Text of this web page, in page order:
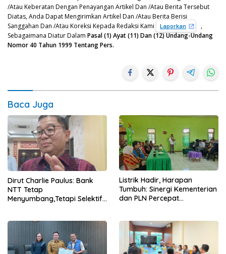
/Atau Keberatan Dengan Penayangan Artikel Dan /Atau Berita Tersebut
Diatas, Anda Dapat Mengirimkan Artikel Dan /Atau Berita Berisi
Sanggahan Dan /Atau Koreksi Kepada Redaksi Kami
Laporkan
,
Sebagaimana Diatur Dalam Pasal (1) Ayat (11) Dan (12) Undang-Undang
Nomor 40 Tahun 1999 Tentang Pers.
Baca Juga
Dirut Charlie Paulus: Bank
NTT Tetap
Menyumbang,Tetapi Selektif
Listrik Hadir, Harapan
Tumbuh: Sinergi Kementerian
dan PLN Percepat